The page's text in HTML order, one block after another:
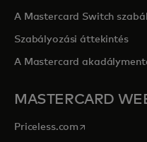
A Mastercard Switch
Szabályozási áttekintés
A Mastercard
MASTERCARD
Priceless.com opens in a